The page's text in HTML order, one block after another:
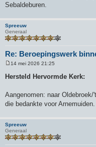
Sebaldeburen.
Spreeuw
Generaal
Re: Beroepingswerk
r
h
t
14 mei 2026 21:25
Hersteld Hervormde Kerk:
Aangenomen: naar
die bedankte voor Arnemuiden.
Spreeuw
Generaal